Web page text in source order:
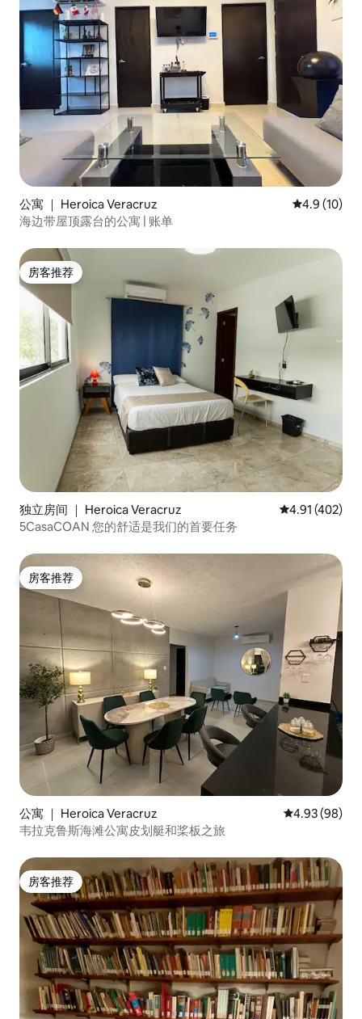
公寓 ｜ Heroica Veracruz 平均评分
4.9 (10)
海边带屋顶露台的公寓 | 账单
房客推荐
房客推荐
独立房间 ｜ Heroica Veracruz 平均评分 4.91
4.91 (402)
5CasaCOAN 您的舒适是我们的首要任务
房客推荐
房客推荐
公寓 ｜ Heroica Veracruz 平均评分 4.93
4.93 (98)
韦拉克鲁斯海滩公寓皮划艇和桨板之旅
房客推荐
房客推荐